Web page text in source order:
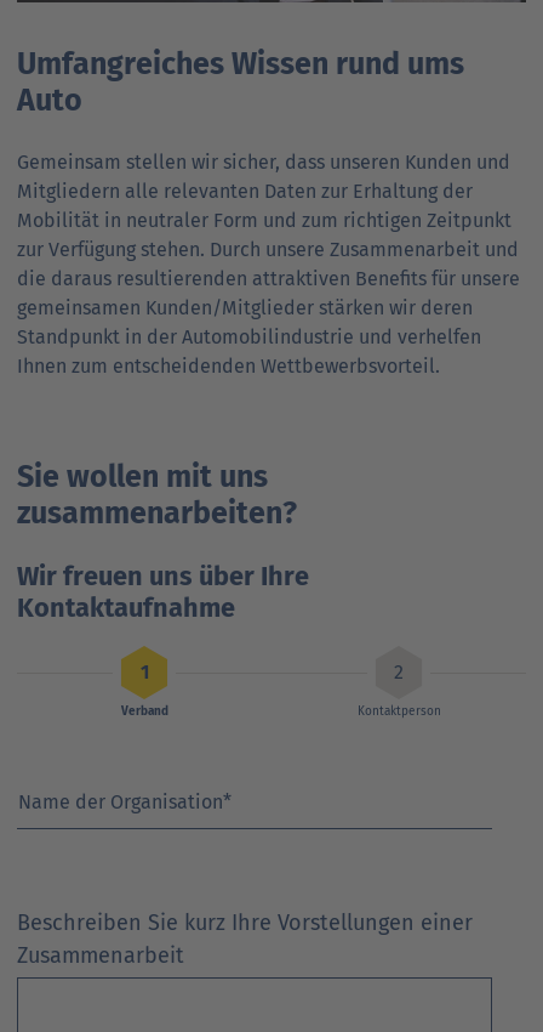
Umfang­reiches Wissen rund ums
Auto
Gemeinsam stellen wir sicher, dass unseren Kunden und
Mitgliedern alle relevanten Daten zur Erhaltung der
Mobilität in neutraler Form und zum richtigen Zeit­punkt
zur Verfügung stehen. Durch unsere Zusammen­arbeit und
die daraus resultierenden attraktiven Benefits für unsere
gemeinsamen Kunden/Mitglieder stärken wir deren
Stand­punkt in der Automobil­industrie und verhelfen
Ihnen zum entscheidenden Wettbewerbs­vorteil.
Sie wollen mit uns
zusammenarbeiten?
Wir freuen uns über Ihre
Kontaktaufnahme
Verband Kontaktperson
Name der Organisation*
Beschreiben Sie kurz Ihre Vorstellungen einer
Zusammenarbeit